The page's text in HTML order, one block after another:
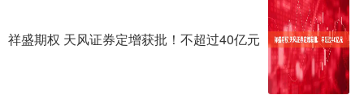
祥盛期权 天风证券定增获批！不超过40亿元